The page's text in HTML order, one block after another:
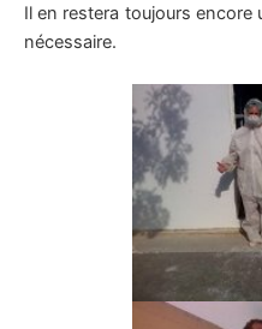
Il en restera toujours
nécessaire.